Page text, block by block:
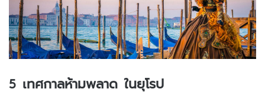
5 เทศกาลห้ามพลาด ในยุโรป